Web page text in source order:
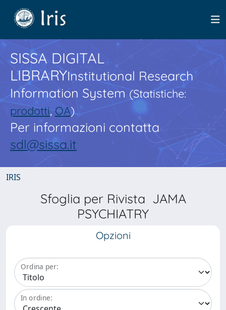
SISSA DIGITAL
LIBRARYInstitutional Research
Information System(Statistiche:
prodotti,OA)
Per informazioni contatta
sdl@sissa.it
IRIS
Sfoglia per Rivista JAMA
PSYCHIATRY
Opzioni
Ordina per:
In ordine: